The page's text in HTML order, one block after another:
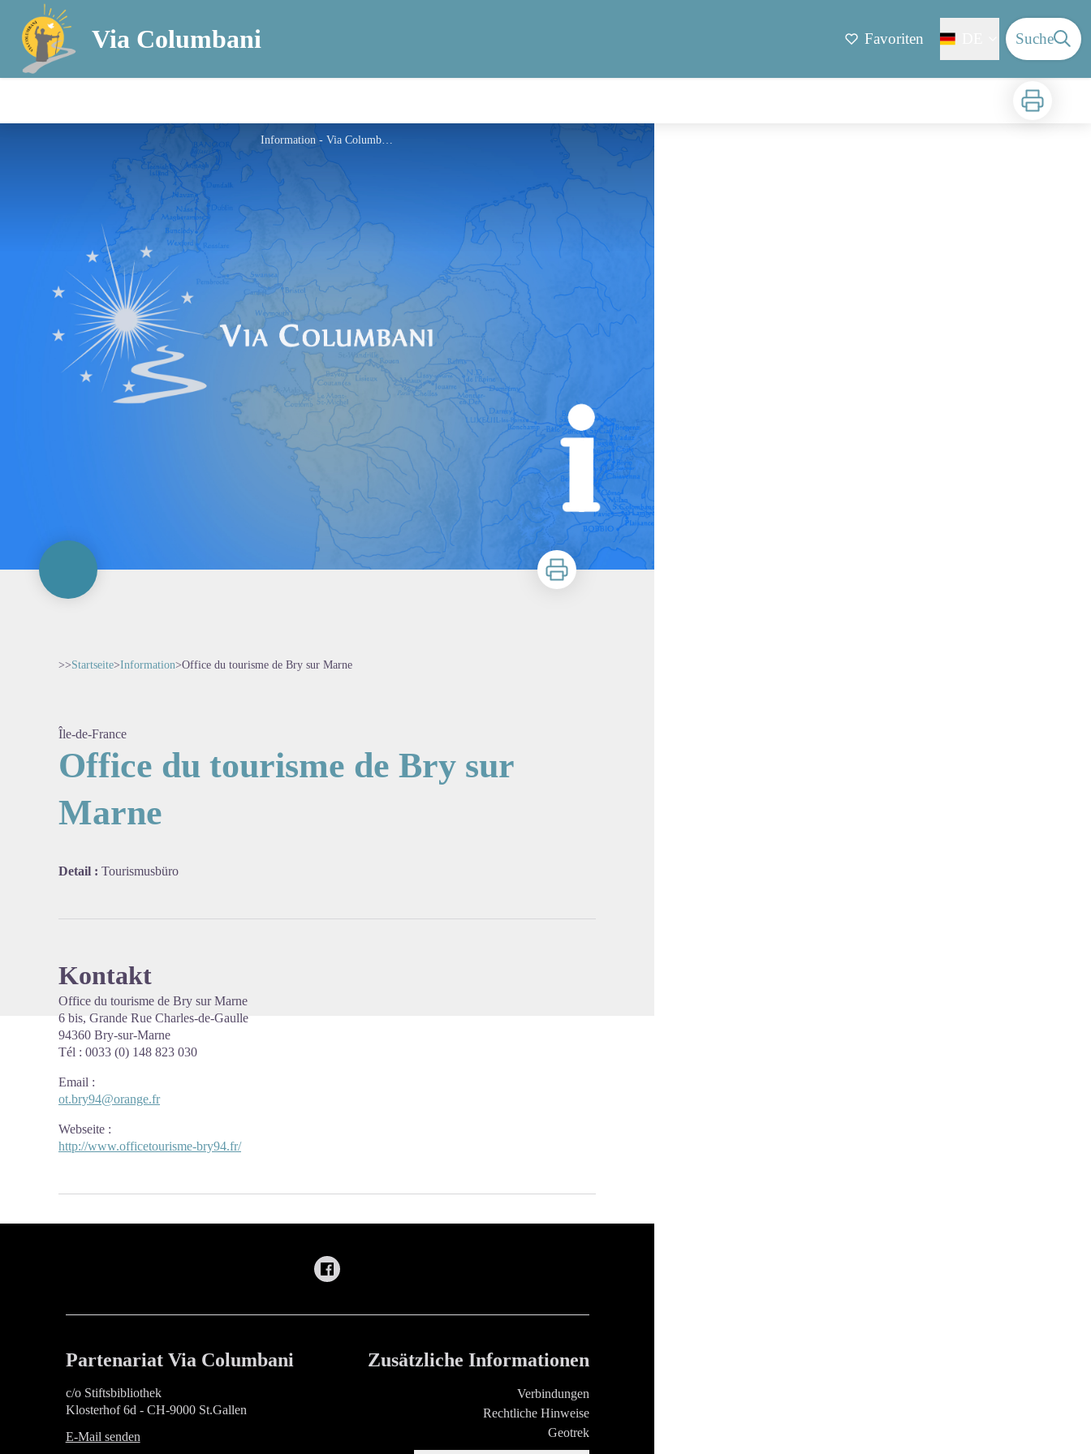
Via Columbani Favoriten Suche
Zu drucken
Information - Via Columbani
Zu drucken
>>Startseite>Information>Office du tourisme de Bry sur Marne
Île-de-France
Office du tourisme de Bry sur
Marne
Detail : Tourismusbüro
Kontakt
Office du tourisme de Bry sur Marne
6 bis, Grande Rue Charles-de-Gaulle
94360 Bry-sur-Marne
Tél : 0033 (0) 148 823 030
Email :
ot.bry94@orange.fr
Webseite :
http://www.officetourisme-bry94.fr/
Partenariat Via Columbani
c/o Stiftsbibliothek
Klosterhof 6d - CH-9000 St.Gallen
E-Mail senden
Zusätzliche Informationen
Verbindungen
Rechtliche Hinweise
Geotrek